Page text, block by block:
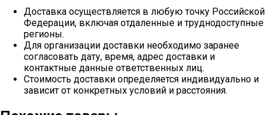
Доставка осуществляется в любую точку Российской
Федерации, включая отдаленные и труднодоступные
регионы.
Для организации доставки необходимо заранее
согласовать дату, время, адрес доставки и
контактные данные ответственных лиц.
Стоимость доставки определяется индивидуально и
зависит от конкретных условий и расстояния.